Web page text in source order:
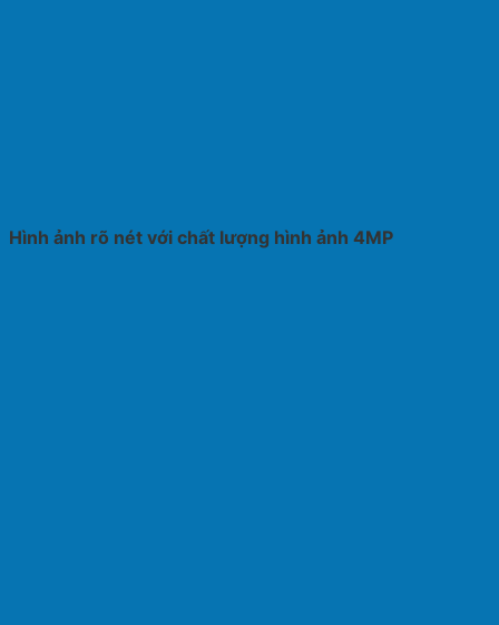
Hình ảnh rõ nét với chất lượng hình ảnh 4MP